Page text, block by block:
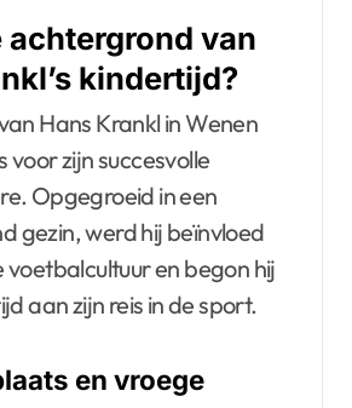
achtergrond van
kindertijd?
Hans Krankl in Wenen
voor zijn succesvolle
Opgegroeid in een
gezin, werd hij beïnvloed
voetbalcultuur en begon hij
aan zijn reis in de sport.
en vroege